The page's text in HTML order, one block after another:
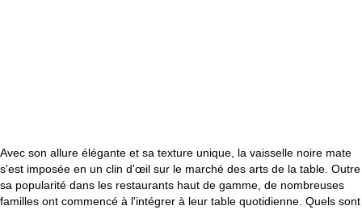
Avec son allure élégante et sa texture unique, la vaisselle noire mate
s'est imposée en un clin d'œil sur le marché des arts de la table. Outre
sa popularité dans les restaurants haut de gamme, de nombreuses
familles ont commencé à l'intégrer à leur table quotidienne. Quels sont